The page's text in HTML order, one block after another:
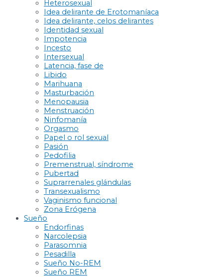
Heterosexual
Idea delirante de Erotomaníaca
Idea delirante, celos delirantes
Identidad sexual
Impotencia
Incesto
Intersexual
Latencia, fase de
Libido
Marihuana
Masturbación
Menopausia
Menstruación
Ninfomanía
Orgasmo
Papel o rol sexual
Pasión
Pedofilia
Premenstrual, síndrome
Pubertad
Suprarrenales glándulas
Transexualismo
Vaginismo funcional
Zona Erógena
Sueño
Endorfinas
Narcolepsia
Parasomnia
Pesadilla
Sueño No-REM
Sueño REM